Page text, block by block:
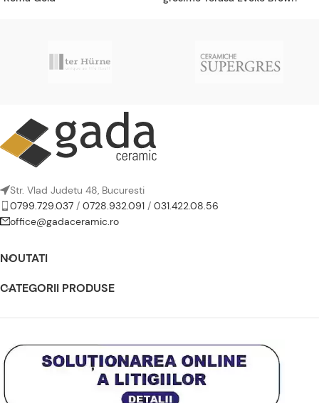
Str. Vlad Judetu 48, Bucuresti
0799.729.037 / 0728.932.091 / 031.422.08.56
office@gadaceramic.ro
NOUTATI
CATEGORII PRODUSE